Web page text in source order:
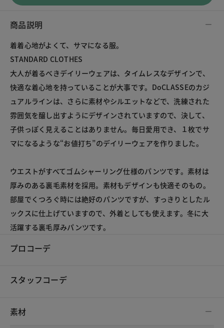
商品説明
着着心地がよくて、サマになる服。
STANDARD CLOTHES
大人が着るべきデイリーウェアは、タイムレスなデザインで、
快適な着心地を持っていることが大事です。DoCLASSEのカジ
ュアルラインは、さらに素材やシルエットなどで、洗練された
雰囲気を醸し出すようにデザインされていますので、決して、
子供っぽく見えることはありません。毎日愛用でき、１枚でサ
マになるような“お値打ち”のデイリーウェアを作りました。
ウエストがすべてゴムシャーリング仕様のパンツです。素材は
厚みのある裏毛素材を採用。素材もデザインも快適そのもの。
部屋でくつろぐ時には絶好のパンツですが、すっきりとしたル
ックスに仕上げていますので、外着としても使えます。冬に大
活躍する裏毛厚みパンツです。
プロコーデ
スタッフコーデ
素材